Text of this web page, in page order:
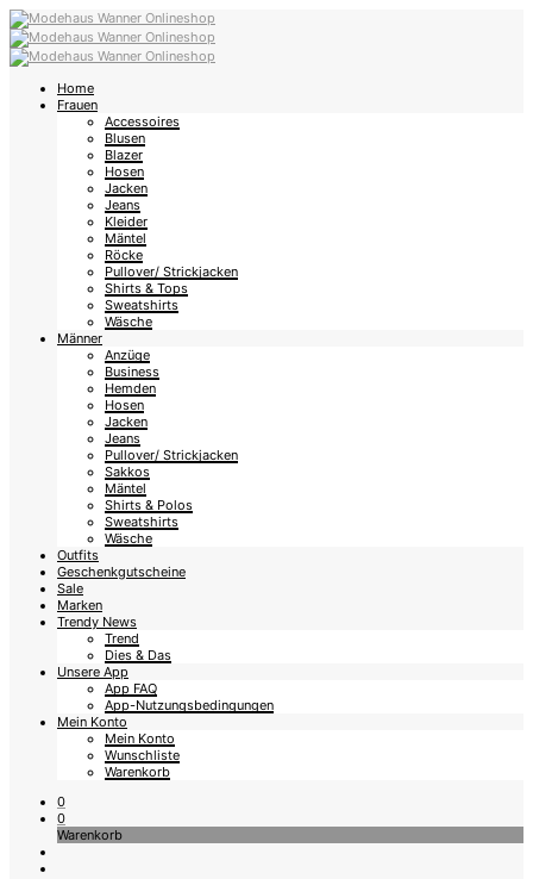
Home
Frauen
Accessoires
Blusen
Blazer
Hosen
Jacken
Jeans
Kleider
Mäntel
Röcke
Pullover/ Strickjacken
Shirts & Tops
Sweatshirts
Wäsche
Männer
Anzüge
Business
Hemden
Hosen
Jacken
Jeans
Pullover/ Strickjacken
Sakkos
Mäntel
Shirts & Polos
Sweatshirts
Wäsche
Outfits
Geschenkgutscheine
Sale
Marken
Trendy News
Trend
Dies & Das
Unsere App
App FAQ
App-Nutzungsbedingungen
Mein Konto
Mein Konto
Wunschliste
Warenkorb
0
0
Warenkorb